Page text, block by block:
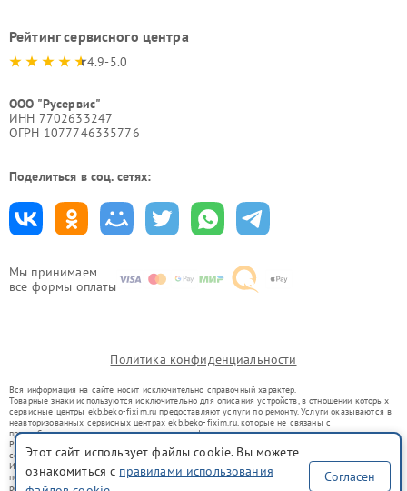
Мы принимаем
все формы оплаты
Рейтинг сервисного центра
4.9-5.0
ООО "Русервис"
ИНН 7702633247
ОГРН 1077746335776
Поделиться в соц. сетях:
Политика конфиденциальности
Вся информация на сайте носит исключительно справочный характер.
Товарные знаки используются исключительно для описания устройств, в отношении которых
сервисные центры ekb.beko-fixim.ru предоставляют услуги по ремонту. Услуги оказываются в
неавторизованных сервисных центрах ekb.beko-fixim.ru, которые не связаны с
правообладателями товарных знаков или их официальными представителями.
Ремонт осуществляется для устройств, уже введенных в гражданский оборот в соответствии
со статьей 1487 ГК РФ.
Использование товарных знаков не преследует цели индивидуализации услуг или введения
потребителей в заблуждение, а служит для информирования о предоставляемых услугах по
ремонту техники указанных брендов.
Этот сайт использует файлы cookie. Вы можете
ознакомиться с правилами использования
Согласен